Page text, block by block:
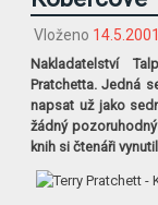
Vloženo 14.5.2001
Nakladatelství
Pratchetta. Jedná
napsat už jako
žádný
knih si čtenáři